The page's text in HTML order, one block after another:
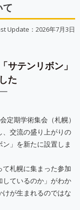
て
Update：2026年7月3日
サテンリボン」
た
定期学術集会（札幌）
、交流の盛り上がりの
」を新たに設置しま
札幌に集まった参加
ているのか」がわか
が生まれるのではな